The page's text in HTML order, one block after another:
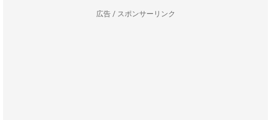
広告 / スポンサーリンク